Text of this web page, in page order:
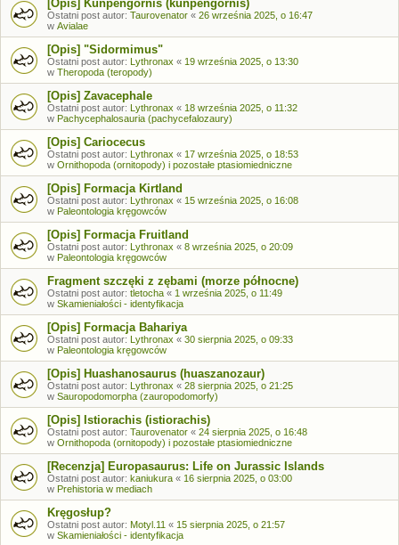
[Opis] Kunpengornis (kunpengornis)
Ostatni post autor: Taurovenator « 26 września 2025, o 16:47
w Avialae
[Opis] "Sidormimus"
Ostatni post autor: Lythronax « 19 września 2025, o 13:30
w Theropoda (teropody)
[Opis] Zavacephale
Ostatni post autor: Lythronax « 18 września 2025, o 11:32
w Pachycephalosauria (pachycefalozaury)
[Opis] Cariocecus
Ostatni post autor: Lythronax « 17 września 2025, o 18:53
w Ornithopoda (ornitopody) i pozostałe ptasiomiedniczne
[Opis] Formacja Kirtland
Ostatni post autor: Lythronax « 15 września 2025, o 16:08
w Paleontologia kręgowców
[Opis] Formacja Fruitland
Ostatni post autor: Lythronax « 8 września 2025, o 20:09
w Paleontologia kręgowców
Fragment szczęki z zębami (morze północne)
Ostatni post autor: tletocha « 1 września 2025, o 11:49
w Skamieniałości - identyfikacja
[Opis] Formacja Bahariya
Ostatni post autor: Lythronax « 30 sierpnia 2025, o 09:33
w Paleontologia kręgowców
[Opis] Huashanosaurus (huaszanozaur)
Ostatni post autor: Lythronax « 28 sierpnia 2025, o 21:25
w Sauropodomorpha (zauropodomorfy)
[Opis] Istiorachis (istiorachis)
Ostatni post autor: Taurovenator « 24 sierpnia 2025, o 16:48
w Ornithopoda (ornitopody) i pozostałe ptasiomiedniczne
[Recenzja] Europasaurus: Life on Jurassic Islands
Ostatni post autor: kaniukura « 16 sierpnia 2025, o 03:00
w Prehistoria w mediach
Kręgosłup?
Ostatni post autor: Motyl.11 « 15 sierpnia 2025, o 21:57
w Skamieniałości - identyfikacja